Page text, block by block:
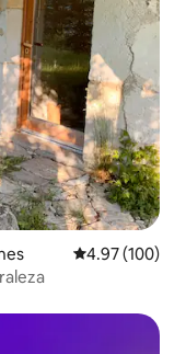
Calificación
4.97 (100)